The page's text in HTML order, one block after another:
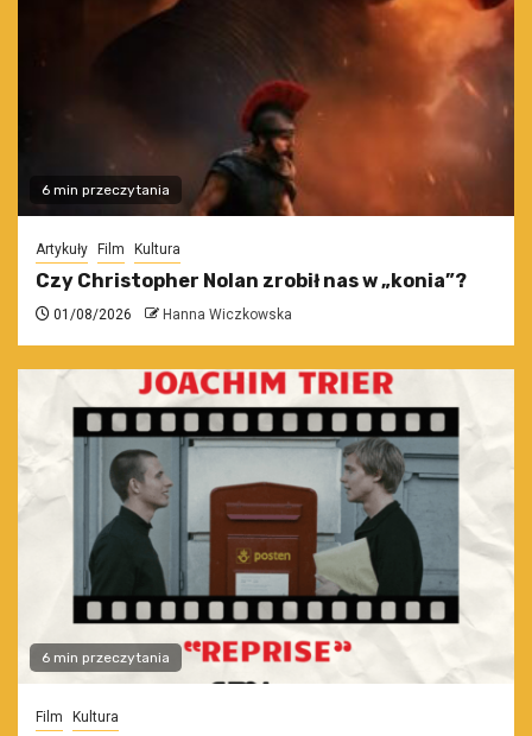
6 min przeczytania
Artykuły Film Kultura
Czy Christopher Nolan zrobił nas w „konia”?
01/08/2026 Hanna Wiczkowska
6 min przeczytania
Film Kultura